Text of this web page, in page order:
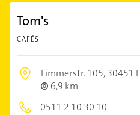
Tom's
CAFÉS
Limmerstr. 105,30451
6,9 km
0511 2 10 30 10